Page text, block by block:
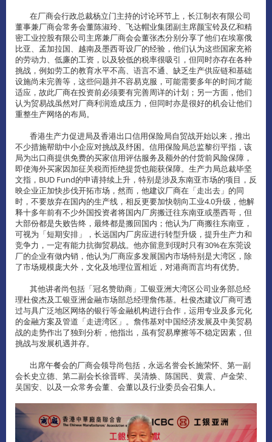
在厂商会行政总裁杨立门主持的讨论环节上，长江制衣有限公司
董事兼厂商会常务会董陈淑玲、飞达帽业集团副主席颜宝铃及亿和精
密工业控股有限公司主席兼厂商会会董张杰分别分享了他们在埃塞俄
比亚、孟加拉国、越南及墨西哥设厂的经验，他们认为这些国家充裕
的劳动力、低廉的工资，以及较低的税率很吸引，但同时亦存在各种
挑战，例如劳工的教育水平不高、语言不通、缺乏生产供应链和基础
设施尚未完善等，这些问题并不容易克服，可能需要多年的时间才能
适应，故此厂商在投资前必须要有完善周详的计划；另一方面，他们
认为贸易战虽然对厂商利润造成压力，但同时亦是很好的机会让他们
重整生产网络的布局。
香港生产力促进局及香港出口信用保险局自贸战开始以来，推出
不少措施帮助中小企应对挑战及纾困。信用保险局总监黎衍平指，该
局为出口商提供免费的买家信用评估服务及额外的付货前风险保障，
即使海外买家因加征关税而拒绝提货也能获保障。生产力局总裁毕坚
文指，BUD Fund的申请持续上升，特别是涉及东南亚市场的项目，反
映企业正加快步伐开拓市场，然而，他建议厂商在「走出去」的同
时，不要放弃在国内的生产线，相反更要加快朝向工业4.0升级，他解
释十多年前有不少外国投资者将国内厂房搬迁往东南亚或墨西哥，但
大部份都是失败告终，最终都是搬回国内；他认为厂商搬往东南亚，
可视为「短期安排」，长远国内厂房应进行转型升级，提升生产力和
竞争力，一定有能力抗御贸易战。他亦留意到现时只有30%在东莞设
厂的企业有做内销，他认为厂商应多发展国内市场特别是大湾区，除
了市场规模庞大外，文化及地理位置相近，对港商而言均有优势。
其他讲者尚包括「冠名赞助商」工银亚洲大湾区公司业务部总经
理杜俊杰及工银亚洲金融市场部总经理詹伟基。杜俊杰建议厂商可透
过与具广泛地区网络的银行等金融机构进行合作，运用专业及多元化
的金融方案及管道「走进湾区」。詹伟基对中国经济发展及中美贸易
战的走势作出了独到分析，他指出，虽有贸易摩擦等不稳定因素，但
挑战与发展机遇并存。
出席午餐会的厂商会领导尚包括，永远名誉会长施荣怀、第一副
会长史立德、第二副会长徐晋晖、吴清焕、陈国民、黄震、卢金荣、
吴国安、以及一众常务会董、会董以及行业委员会召集人。